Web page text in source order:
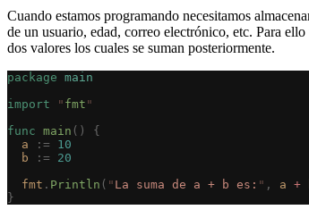
Cuando estamos programando necesitamos
de un usuario, edad, correo electrónico, etc. Para
dos valores los cuales se suman posteriormente.
package main
import " fmt "
func main ()
{
  a
:= 10
  b
:= 20
  fmt
. Println ( " La suma de a + b es: " , a +
}